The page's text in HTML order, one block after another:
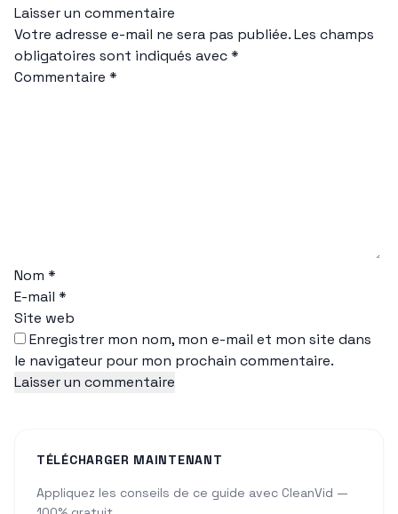
Laisser un commentaire
Votre adresse e-mail ne sera pas publiée.Les champs
obligatoires sont indiqués avec*
Commentaire *
Nom *
E-mail *
Site web
Enregistrer mon nom, mon e-mail et mon site dans
le navigateur pour mon prochain commentaire.
TÉLÉCHARGER MAINTENANT
Appliquez les conseils de ce guide avec CleanVid —